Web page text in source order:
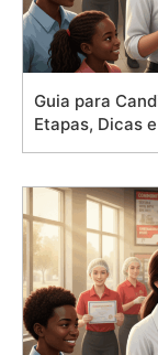
Guia para
Etapas, Dicas